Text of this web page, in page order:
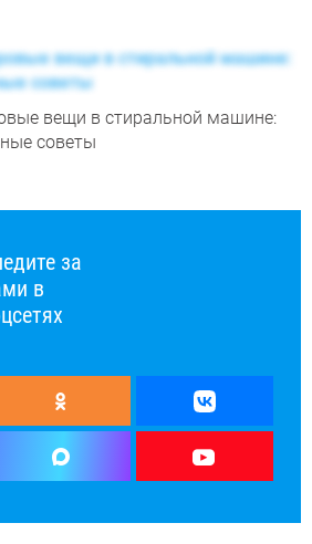
вещи в стиральной машине:
советы
за
в